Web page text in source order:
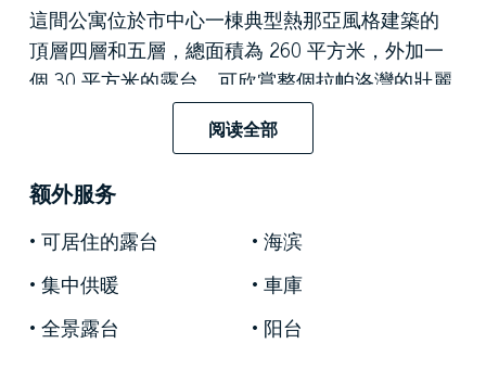
這間公寓位於市中心一棟典型熱那亞風格建築的
頂層四層和五層，總面積為 260 平方米，外加一
個 30 平方米的露台，可欣賞整個拉帕洛灣的壯麗
兩層中的第一層設有一個極具代表性的大型三人
客廳，由於四扇大窗戶而顯得格外明亮，全部面
浴室。
壯觀的樓梯通向樓上，在那裡我們找到一個帶大
窗戶的開放式廚房的起居區。從這裡我們進入一
阅读全部
额外服务
可居住的露台
海滨
集中供暖
車庫
全景露台
阳台